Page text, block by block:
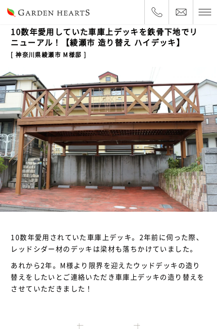
2018.10.12 ハイデッキ・車庫上
神奈川県綾瀬市 M様邸
10数年愛用していた車庫上デッキを鉄骨下地でリ
ニューアル！【綾瀬市 造り替え ハイデッキ】
10数年愛用されていた車庫上デッキ。2年前に伺った際、
レッドシダー材のデッキは梁材も落ちかけていました。
あれから2年。M様より限界を迎えたウッドデッキの造り
替えをしたいとご連絡いただき車庫上デッキの造り替えを
させていただきました！